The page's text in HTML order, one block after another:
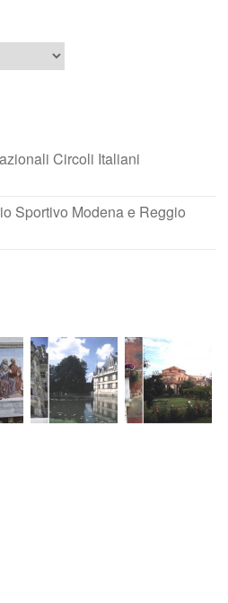
Circoli Italiani
Sportivo Modena e Reggio